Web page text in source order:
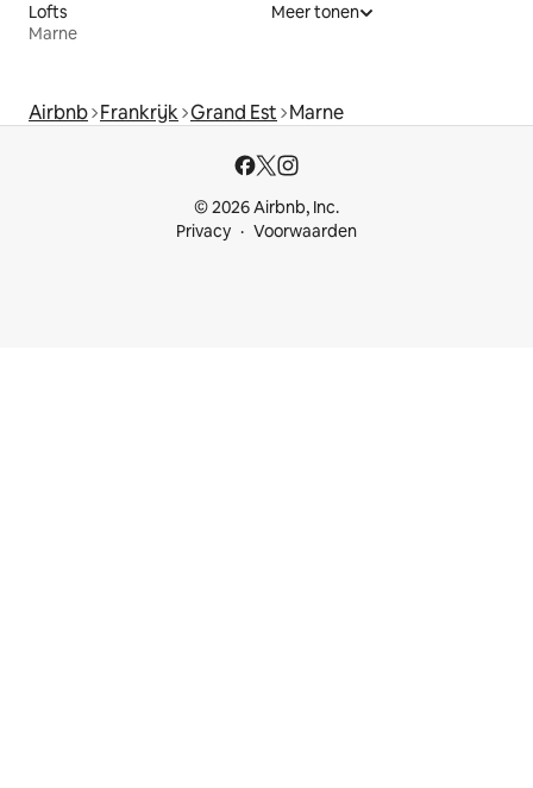
Lofts
Marne
Meer tonen
Airbnb Frankrijk Grand Est Marne
© 2026 Airbnb, Inc.
Privacy
Voorwaarden